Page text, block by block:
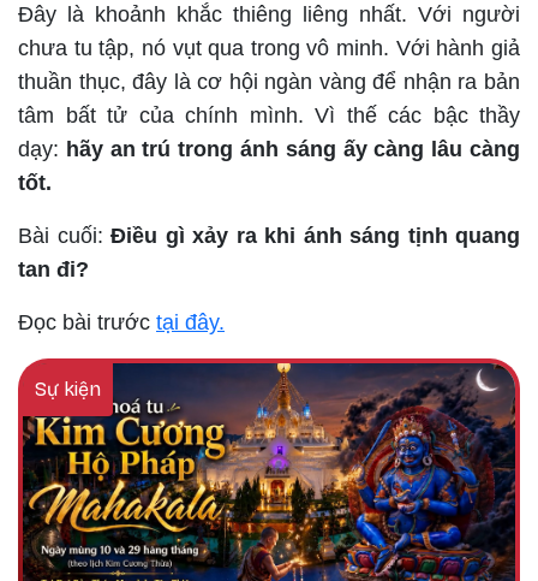
Đây là khoảnh khắc thiêng liêng nhất. Với người
chưa tu tập, nó vụt qua trong vô minh. Với hành giả
thuần thục, đây là cơ hội ngàn vàng để nhận ra bản
tâm bất tử của chính mình. Vì thế các bậc thầy
dạy: hãy an trú trong ánh sáng ấy càng lâu càng
tốt.
Bài cuối: Điều gì xảy ra khi ánh sáng tịnh quang
tan đi?
Đọc bài trước tại đây.
Sự kiện